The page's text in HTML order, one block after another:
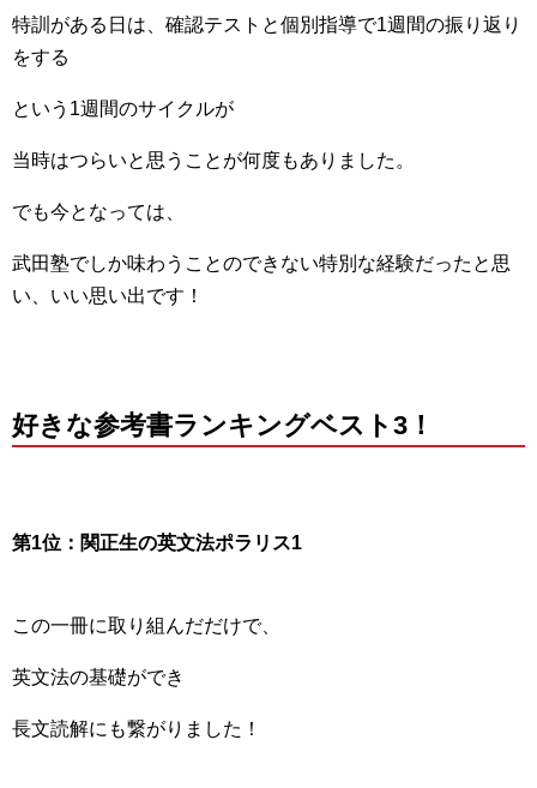
特訓がある日は、確認テストと個別指導で1週間の振り返り
をする
という1週間のサイクルが
当時はつらいと思うことが何度もありました。
でも今となっては、
武田塾でしか味わうことのできない特別な経験だったと思
い、いい思い出です！
好きな参考書ランキングベスト3！
第1位：関正生の英文法ポラリス1
この一冊に取り組んだだけで、
英文法の基礎ができ
長文読解にも繋がりました！